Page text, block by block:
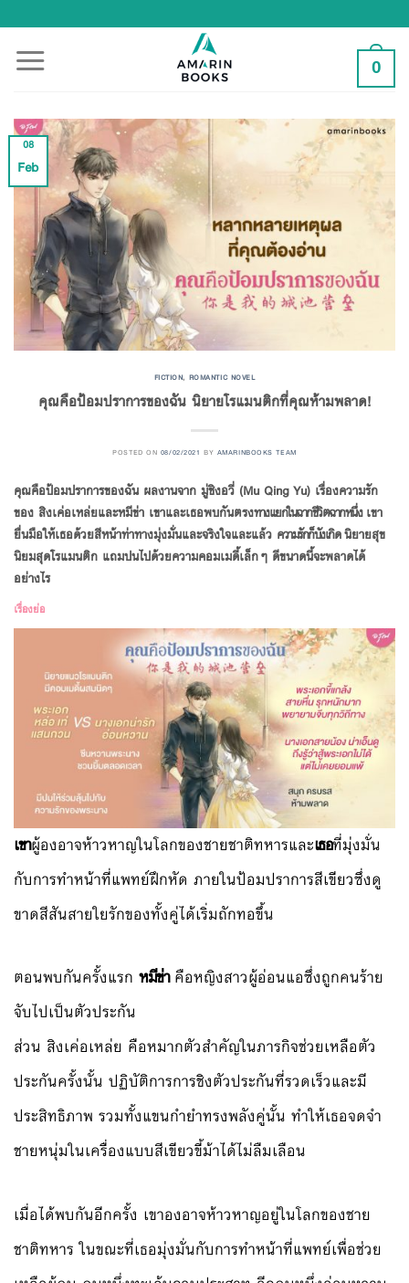
to
content
0
08
Feb
FICTION, ROMANTIC NOVEL
คุณคือป้อมปราการของฉัน นิยายโรแมนติกที่คุณห้ามพลาด!
POSTED ON 08/02/2021 BY AMARINBOOKS TEAM
คุณคือป้อมปราการของฉัน ผลงานจาก มู่ชิงอวี่ (Mu Qing Yu) เรื่องความรัก
ของ สิงเค่อเหล่ยและหมีข่า เขาและเธอพบกันตรงทางแยกในฉากชีวิตฉากหนึ่งเขา
ยื่นมือให้เธอด้วยสีหน้าท่าทางมุ่งมั่นและจริงใจและแล้ว ความรักก็บังเกิดนิยายสุข
นิยมสุดโรแมนติก แถมปนไปด้วยความคอมเมดี้เล็กๆ ดีขนาดนี้จะพลาดได้
อย่างไร
เรื่องย่อ
เขาผู้องอาจห้าวหาญในโลกของชายชาติทหารและเธอที่มุ่งมั่น
กับการทำหน้าที่แพทย์ฝึกหัด ภายในป้อมปราการสีเขียวซึ่งดู
ขาดสีสันสายใยรักของทั้งคู่ได้เริ่มถักทอขึ้น
ตอนพบกันครั้งแรก หมีข่าคือหญิงสาวผู้อ่อนแอซึ่งถูกคนร้าย
จับไปเป็นตัวประกัน
ส่วน สิงเค่อเหล่ย คือหมากตัวสำคัญในภารกิจช่วยเหลือตัว
ประกันครั้งนั้น ปฏิบัติการการชิงตัวประกันที่รวดเร็วและมี
ประสิทธิภาพ รวมทั้งแขนกำยำทรงพลังคู่นั้น ทำให้เธอจดจำ
ชายหนุ่มในเครื่องแบบสีเขียวขี้ม้าได้ไม่ลืมเลือน
เมื่อได้พบกันอีกครั้ง เขาองอาจห้าวหาญอยู่ในโลกของชาย
ชาติทหาร ในขณะที่เธอมุ่งมั่นกับการทำหน้าที่แพทย์เพื่อช่วย